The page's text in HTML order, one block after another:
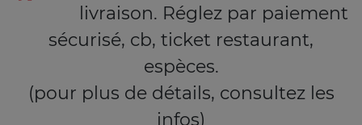
livraison. Réglez par paiement
sécurisé, cb, ticket restaurant,
espèces.
(pour plus de détails, consultez les
infos)